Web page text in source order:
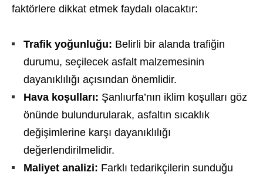
faktörlere dikkat etmek faydalı olacaktır:
Trafik yoğunluğu: Belirli bir alanda trafiğin
durumu, seçilecek asfalt malzemesinin
dayanıklılığı açısından önemlidir.
Hava koşulları: Şanlıurfa’nın iklim koşulları göz
önünde bulundurularak, asfaltın sıcaklık
değişimlerine karşı dayanıklılığı
değerlendirilmelidir.
Maliyet analizi: Farklı tedarikçilerin sunduğu